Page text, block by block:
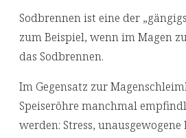
Sodbrennen ist eine der
zum Beispiel, wenn im Magen
das Sodbrennen.
Im Gegensatz zur
Speiseröhre manchmal
werden: Stress,